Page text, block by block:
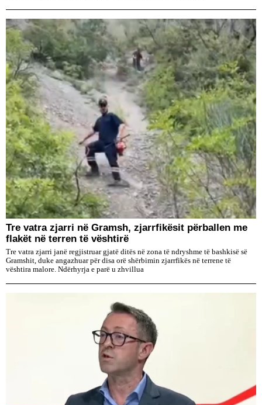
Tre vatra zjarri në Gramsh, zjarrfikësit përballen me
flakët në terren të vështirë
Tre vatra zjarri janë regjistruar gjatë ditës në zona të ndryshme të bashkisë së
Gramshit, duke angazhuar për disa orë shërbimin zjarrfikës në terrene të
vështira malore. Ndërhyrja e parë u zhvillua